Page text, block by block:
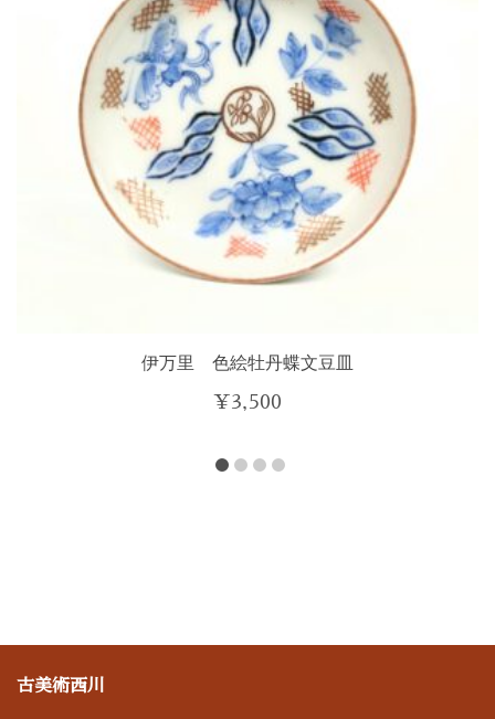
伊万里 色絵牡丹蝶文豆皿
¥ 3,500
古美術西川